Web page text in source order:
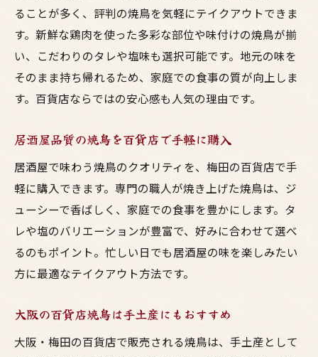
ることが多く、評判の焼鳥を気軽にテイクアウトできま
す。新鮮な鶏肉を使った多彩な部位や味付けの焼鳥が揃
い、こだわりのタレや塩味も選択可能です。地元の味を
そのまま持ち帰れるため、家庭での食事の質が向上しま
す。百貨店ならではの安心感も人気の理由です。
居酒屋品質の焼鳥を百貨店で手軽に購入
居酒屋で味わう焼鳥のクオリティを、梅田の百貨店で手
軽に購入できます。専門の職人が焼き上げた焼鳥は、ジ
ューシーで香ばしく、家庭での食事を豊かにします。タ
レや塩のバリエーションが豊富で、好みに合わせて選べ
るのもポイント。忙しい日でも居酒屋の味を楽しみたい
方に最適なテイクアウト方法です。
大阪の百貨店焼鳥は手土産にもおすすめ
大阪・梅田の百貨店で販売される焼鳥は、手土産として